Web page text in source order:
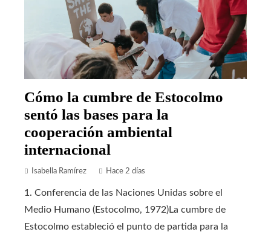
Cómo la cumbre de Estocolmo
sentó las bases para la
cooperación ambiental
internacional
Isabella Ramírez Hace 2 días
1. Conferencia de las Naciones Unidas sobre el
Medio Humano (Estocolmo, 1972)La cumbre de
Estocolmo estableció el punto de partida para la